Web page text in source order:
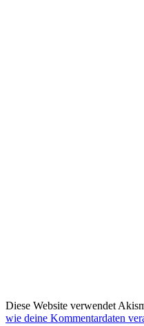
Diese Website verwendet
wie deine Kommentardaten